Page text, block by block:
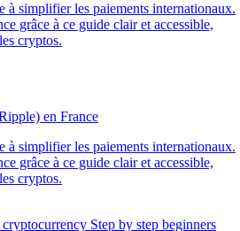
à simplifier les paiements internationaux.
grâce à ce guide clair et accessible,
cryptos.
en France
à simplifier les paiements internationaux.
grâce à ce guide clair et accessible,
cryptos.